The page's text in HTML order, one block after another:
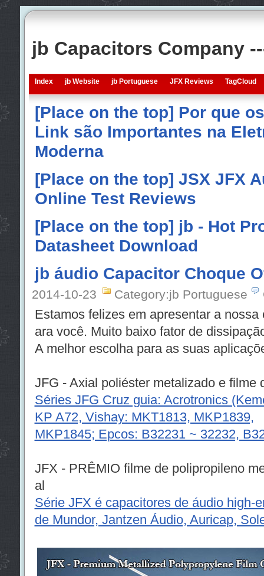
jb Capacitors Company
Index jb Website jb Portuguese JFX Reviews TagCloud
[Place on the top] Por que
Link são Importantes na
Moderna
[Place on the top] JSX JFX
Online Test Reviews
[Place on the top] jb - Hot
Datasheet Download
jb áudio Capacitor Choque
2014-10-23 Category:jb Portuguese
Estamos felizes em apresentar a
ara você. Muito baixo fator de
A melhor escolha para as suas
JFG - Axial poliéster metalizado e
Séries JFG Cruz guia: Acrotronics
KP A72, Vishay: MKT1813, MKP1839,
MKP1845; Epcos: B32231 ~ 32232,
JFX - PRÊMIO filme de polipropileno
al
Série JFX é capacitores de áudio high-
de Mundor, Jantzen Áudio, Auricap,